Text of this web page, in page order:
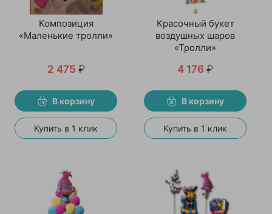
Композиция
«Маленькие тролли»
2 475 ₽
В корзину
Купить в 1 клик
Красочный букет
воздушных шаров
«Тролли»
4 176 ₽
В корзину
Купить в 1 клик